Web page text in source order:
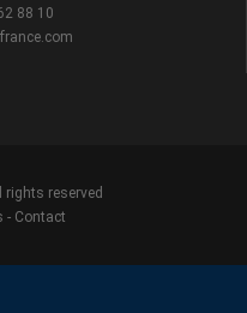
88 10
rights reserved
- Contact